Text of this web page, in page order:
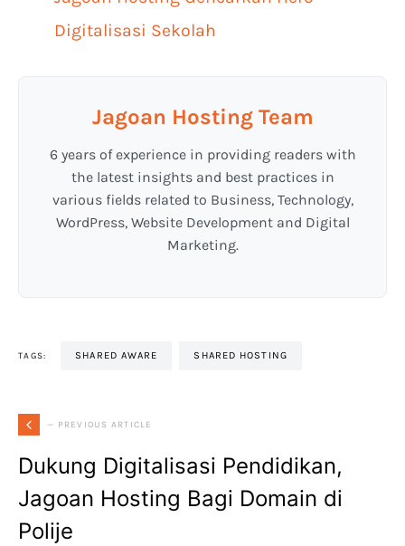
Digitalisasi Sekolah
Jagoan Hosting Team
6 years of experience in providing readers with
the latest insights and best practices in
various fields related to Business, Technology,
WordPress, Website Development and Digital
Marketing.
TAGS: SHARED AWARE SHARED HOSTING
— PREVIOUS ARTICLE
Dukung Digitalisasi Pendidikan,
Jagoan Hosting Bagi Domain di
Polije